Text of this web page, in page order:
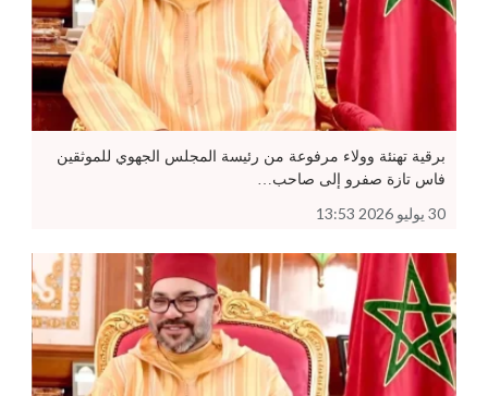
برقية تهنئة وولاء مرفوعة من رئيسة المجلس الجهوي للموثقين
فاس تازة صفرو إلى صاحب…
30 يوليو 2026 13:53